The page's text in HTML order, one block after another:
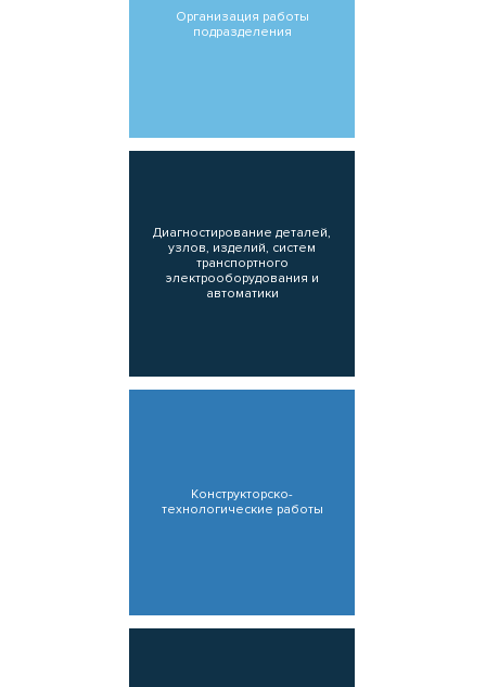
Организация работы
подразделения
Диагностирование деталей,
узлов, изделий, систем
транспортного
электрооборудования и
автоматики
Конструкторско-
технологические работы